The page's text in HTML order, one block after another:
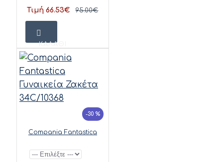
Τιμή 66.53€ 95.00€
ΚΑΛΆΘΙ
-30 %
Compania Fantastica